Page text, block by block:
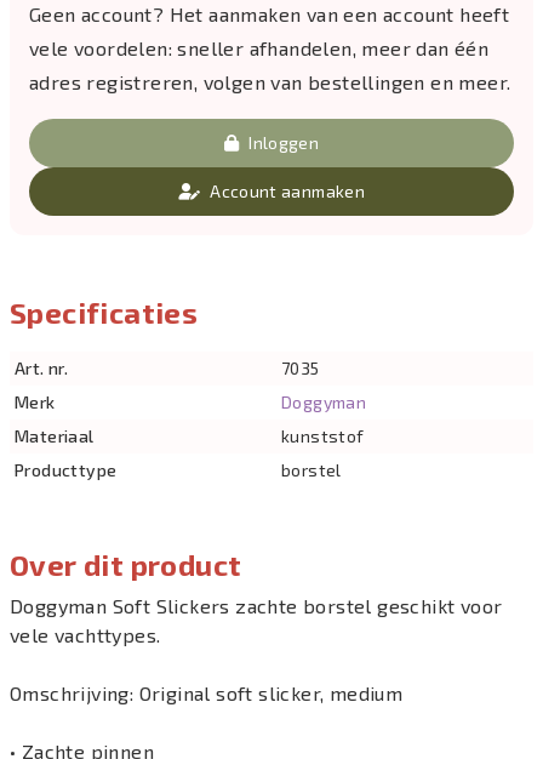
Geen account? Het aanmaken van een account heeft
vele voordelen: sneller afhandelen, meer dan één
adres registreren, volgen van bestellingen en meer.
Inloggen
Account aanmaken
Over dit product
Doggyman Soft Slickers zachte borstel geschikt voor
vele vachttypes.
Omschrijving: Original soft slicker, medium
• Zachte pinnen
Specificaties
Art. nr.
7035
Merk
Doggyman
Materiaal
kunststof
Producttype
borstel